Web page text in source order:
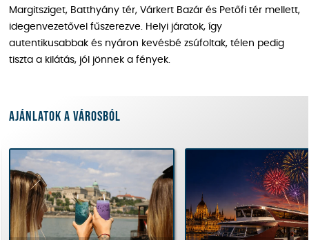
Margitsziget, Batthyány tér, Várkert Bazár és Petőfi tér mellett,
idegenvezetővel fűszerezve. Helyi járatok, így
autentikusabbak és nyáron kevésbé zsúfoltak, télen pedig
tiszta a kilátás, jól jönnek a fények.
Ajánlatok a városból